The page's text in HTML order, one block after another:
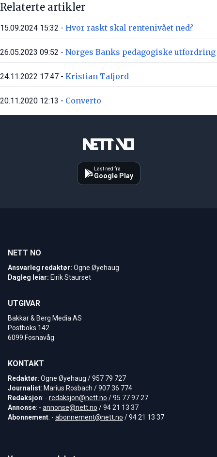
Relaterte artikler
15.09.2024 15:32 - Hvor raskt skal rentenivået ned?
26.05.2023 09:52 - Norges Banks pedagogiske utfordring
24.11.2022 17:47 - Kristian Tafjord
20.11.2020 12:13 - Converto
Last ned fra
Google Play
NETT NO
Ansvarleg redaktør: Ogne Øyehaug
Dagleg leiar: Eirik Staurset
UTGIVAR
Bakkar & Berg Media AS
Postboks 142
6099 Fosnavåg
KONTAKT
Redaktør: Ogne Øyehaug / 957 79 727
Journalist: Marius Rosbach / 907 36 774
Redaksjon: - redaksjon@nett.no / 95 77 97 27
Annonse: - annonse@nett.no / 94 21 13 37
Abonnement: - abonnement@nett.no / 94 21 13 37